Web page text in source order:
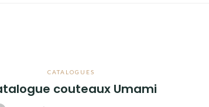
CATALOGUES
couteaux Umami